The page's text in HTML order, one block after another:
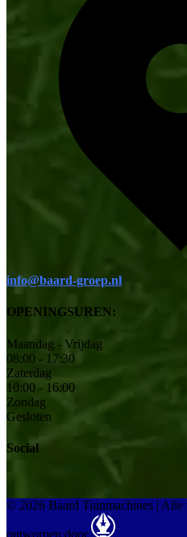
info@baard-groep.nl
OPENINGSUREN:
Maandag - Vrijdag
08:00 - 17:30
Zaterdag
10:00 - 16:00
Zondag
Gesloten
Social
© 2026 Baard Tuinmachines | Alle
ontworpen door